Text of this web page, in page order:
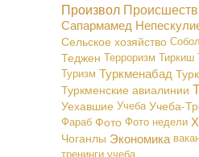
Произвол
Сапармамед
Сельское хозяйство
Теджен Терроризм Тиркиш
Туризм Туркменабад
Туркменские авиалинии
Уехавшие Учеба Учеба-
Фараб Фото Фото недели
Чоганлы Экономика
тренинги учеба